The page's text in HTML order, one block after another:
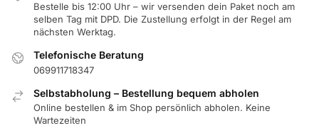
Bestelle bis 12:00 Uhr – wir versenden dein Paket noch am
selben Tag mit DPD. Die Zustellung erfolgt in der Regel am
nächsten Werktag.
Telefonische Beratung
069911718347
Selbstabholung – Bestellung bequem abholen
Online bestellen & im Shop persönlich abholen. Keine
Wartezeiten